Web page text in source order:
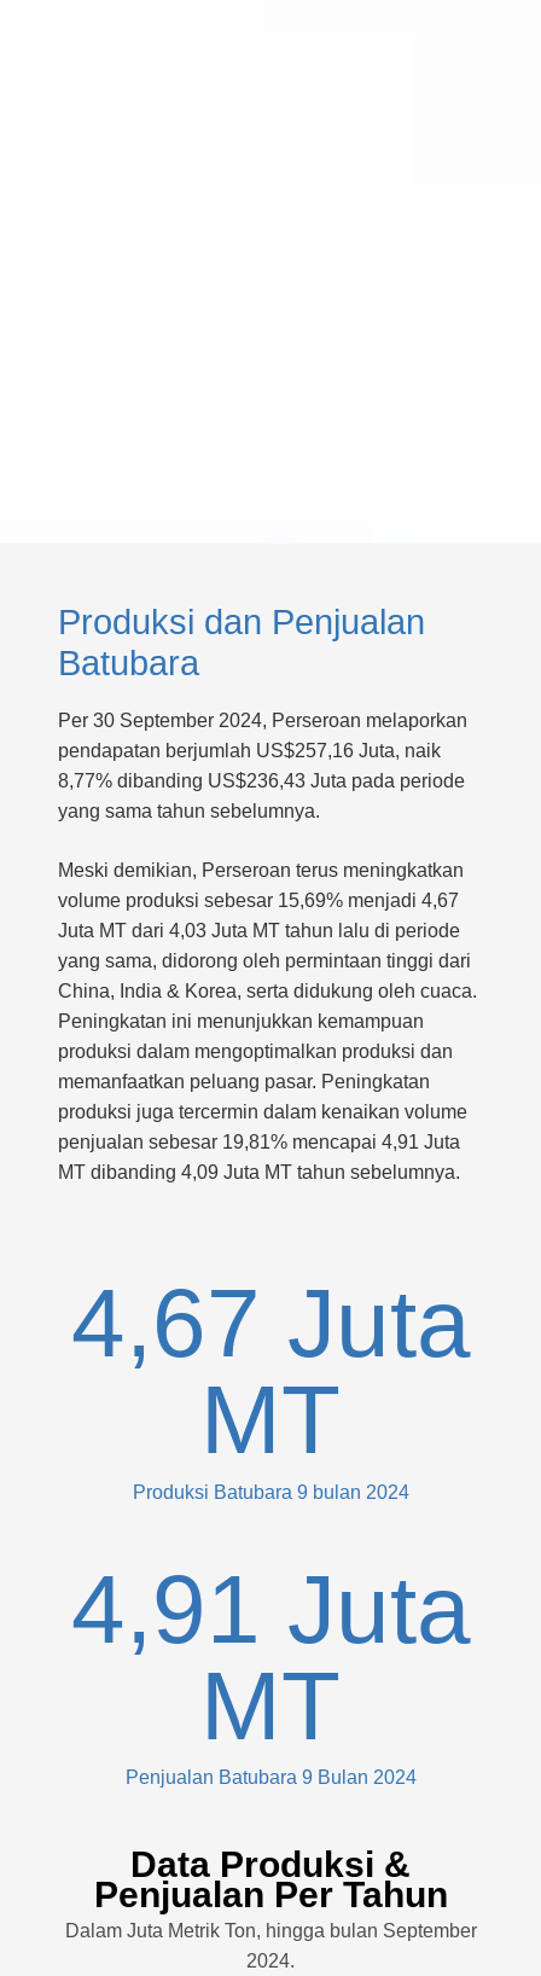
Produksi dan Penjualan
Batubara
Per 30 September 2024, Perseroan melaporkan
pendapatan berjumlah US$257,16 Juta, naik
8,77% dibanding US$236,43 Juta pada periode
yang sama tahun sebelumnya.
Meski demikian, Perseroan terus meningkatkan
volume produksi sebesar 15,69% menjadi 4,67
Juta MT dari 4,03 Juta MT tahun lalu di periode
yang sama, didorong oleh permintaan tinggi dari
China, India & Korea, serta didukung oleh cuaca.
Peningkatan ini menunjukkan kemampuan
produksi dalam mengoptimalkan produksi dan
memanfaatkan peluang pasar. Peningkatan
produksi juga tercermin dalam kenaikan volume
penjualan sebesar 19,81% mencapai 4,91 Juta
MT dibanding 4,09 Juta MT tahun sebelumnya.
4,67 Juta
MT
Produksi Batubara 9 bulan 2024
4,91 Juta
MT
Penjualan Batubara 9 Bulan 2024
Data Produksi &
Penjualan Per Tahun
Dalam Juta Metrik Ton, hingga bulan September
2024.